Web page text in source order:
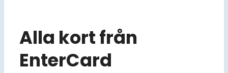
Alla kort från
EnterCard